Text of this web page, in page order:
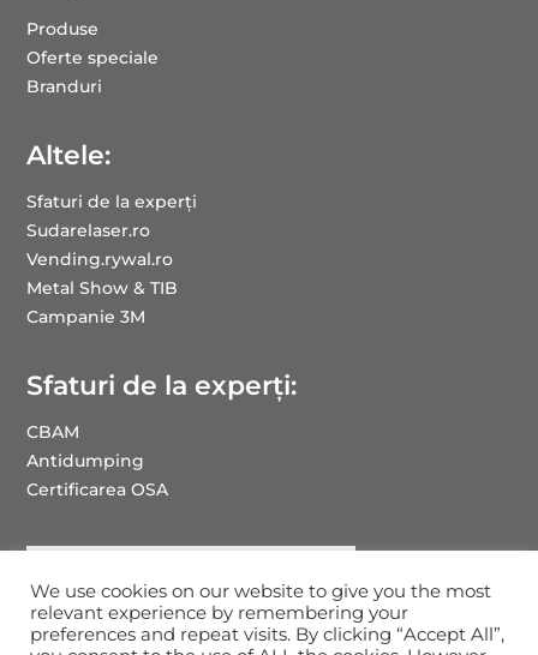
Produse
Oferte speciale
Branduri
Altele:
Sfaturi de la experți
Sudarelaser.ro
Vending.rywal.ro
Metal Show & TIB
Campanie 3M
Sfaturi de la experți:
CBAM
Antidumping
Certificarea OSA
We use cookies on our website to give you the most
relevant experience by remembering your
preferences and repeat visits. By clicking “Accept All”,